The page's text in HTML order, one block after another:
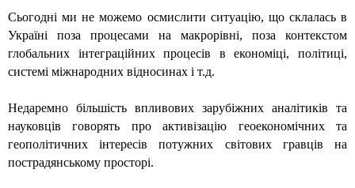
Сьогодні ми не можемо осмислити ситуацію, що склалась в
Україні поза процесами на макрорівні, поза контекстом
глобальних інтеграційних процесів в економіці, політиці,
системі міжнародних відносинах і т.д.
Недаремно більшість впливових зарубіжних аналітиків та
науковців говорять про активізацію геоекономічних та
геополітичних інтересів потужних світових гравців на
пострадянському просторі.